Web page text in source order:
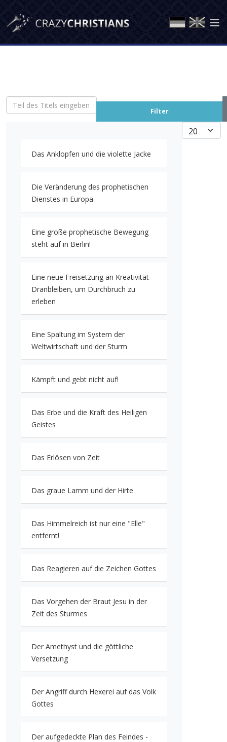
Teil des Titels eingeben
Filter
Anzeige #
Das Anklopfen und die violette Jacke
Die Veränderung des prophetischen
Dienstes in Europa
Eine große prophetische Bewegung
steht auf in Berlin!
Eine neue Freisetzung an Kreativität -
Dranbleiben, um Durchbruch zu
erleben
Eine Spaltung im System der
Weltwirtschaft und der Sturm
Kämpft und gebt nicht auf!
Das Erbe und die Kraft des Heiligen
Geistes
Das Erlösen von Zeit
Das graue Lamm und der Hirte
Das Himmelreich ist nur eine "Elle"
entfernt!
Das Reagieren auf die Zeichen Gottes
Das Vorgehen der Braut Jesu in der
Zeit des Sturmes
Der Amethyst und die göttliche
Versetzung
Der Angriff durch Hexerei auf das Volk
Gottes
Der aufgedeckte Plan des Feindes -